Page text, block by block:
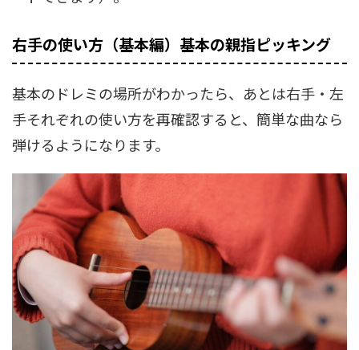
右手の使い方（基本編）基本の親指ピッキング
基本のドレミの場所がわかったら、あとは右手・左
手それぞれの使い方を再確認すると、簡単な曲なら
弾けるようになります。